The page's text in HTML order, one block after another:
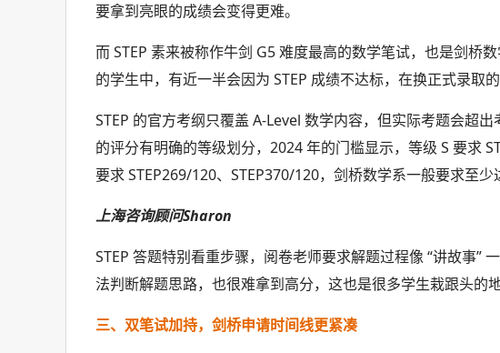
要拿到亮眼的成绩会变得更难。
而 STEP 素来被称作牛剑 G5 难度最高的数学笔试，也是剑桥
的学生中，有近一半会因为 STEP 成绩不达标，在换正式录取
STEP 的官方考纲只覆盖 A-Level 数学内容，但实际考题会超
的评分有明确的等级划分，2024 年的门槛显示，等级 S 要求
要求 STEP269/120、STEP370/120，剑桥数学系一般要求至少
上海咨询顾问Sharon
STEP 答题特别看重步骤，阅卷老师要求解题过程像 “讲故事”
法判断解题思路，也很难拿到高分，这也是很多学生栽跟头的地
三、双笔试加持，剑桥申请时间线更紧凑